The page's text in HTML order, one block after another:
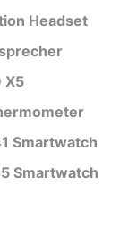
Headset
X5
Smartwatch
Smartwatch